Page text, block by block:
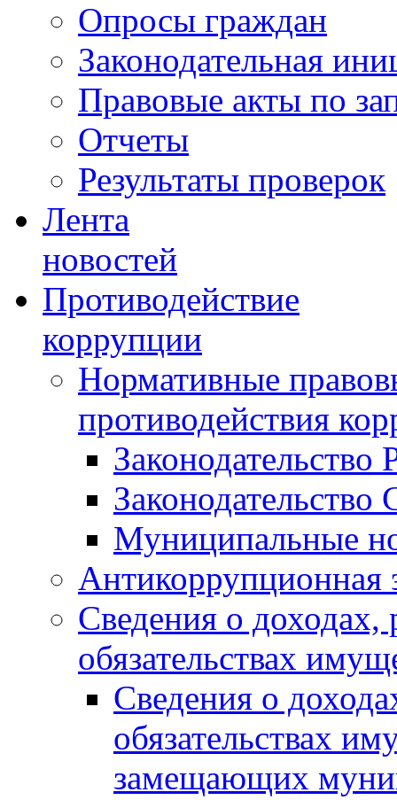
Опросы граждан
Законодательная
Правовые акты по
Отчеты
Результаты проверок
Лента
новостей
Противодействие
коррупции
Нормативные
противодействия
Законодательство
Муниципальные
Антикоррупционная
Сведения о доходах,
обязательствах
Сведения о
обязательствах
замещающих